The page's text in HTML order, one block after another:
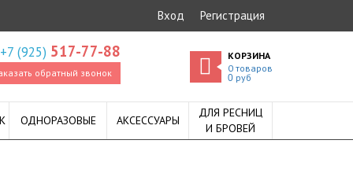
Вход Регистрация
+7 (925) 517-77-88
обратный звонок
КОРЗИНА
0 товаров
0руб
ОДНОРАЗОВЫЕ АКСЕССУАРЫ
ДЛЯ РЕСНИЦ
И БРОВЕЙ